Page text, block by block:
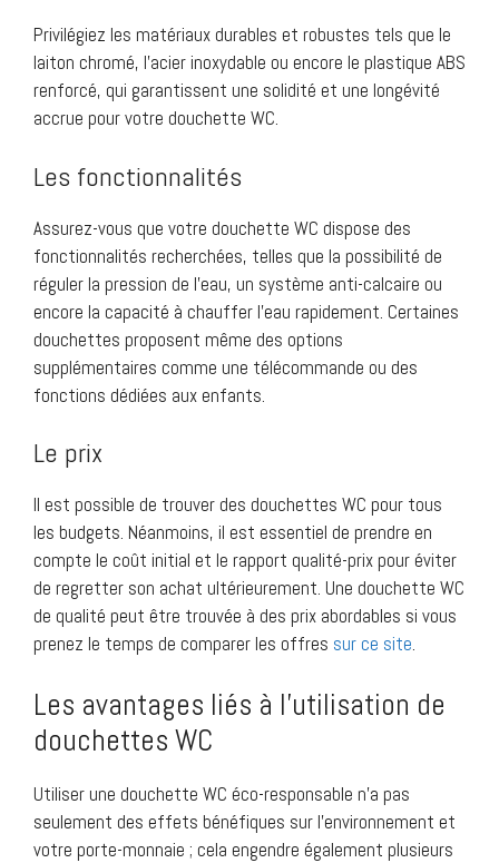
Privilégiez les matériaux durables et robustes tels que le
laiton chromé, l’acier inoxydable ou encore le plastique ABS
renforcé, qui garantissent une solidité et une longévité
accrue pour votre douchette WC.
Les fonctionnalités
Assurez-vous que votre douchette WC dispose des
fonctionnalités recherchées, telles que la possibilité de
réguler la pression de l’eau, un système anti-calcaire ou
encore la capacité à chauffer l’eau rapidement. Certaines
douchettes proposent même des options
supplémentaires comme une télécommande ou des
fonctions dédiées aux enfants.
Le prix
Il est possible de trouver des douchettes WC pour tous
les budgets. Néanmoins, il est essentiel de prendre en
compte le coût initial et le rapport qualité-prix pour éviter
de regretter son achat ultérieurement. Une douchette WC
de qualité peut être trouvée à des prix abordables si vous
prenez le temps de comparer les offres sur ce site.
Les avantages liés à l’utilisation de
douchettes WC
Utiliser une douchette WC éco-responsable n’a pas
seulement des effets bénéfiques sur l’environnement et
votre porte-monnaie ; cela engendre également plusieurs